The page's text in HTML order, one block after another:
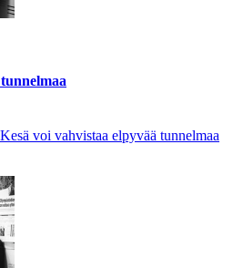
voi vahvistaa elpyvää tunnelmaa